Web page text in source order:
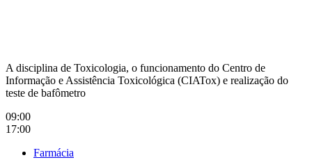
A disciplina de Toxicologia, o funcionamento do Centro de
Informação e Assistência Toxicológica (CIATox) e realização do
teste de bafômetro
09:00
17:00
Farmácia